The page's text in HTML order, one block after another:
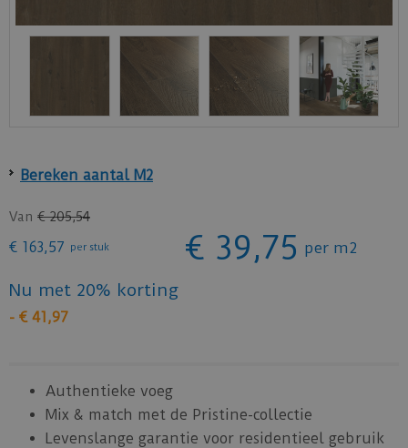
Bereken aantal M2
Van € 205,54
€ 163,57 per stuk € 39,75 per m2
Nu met 20% korting
- € 41,97
Authentieke voeg
Mix & match met de Pristine-collectie
Levenslange garantie voor residentieel gebruik